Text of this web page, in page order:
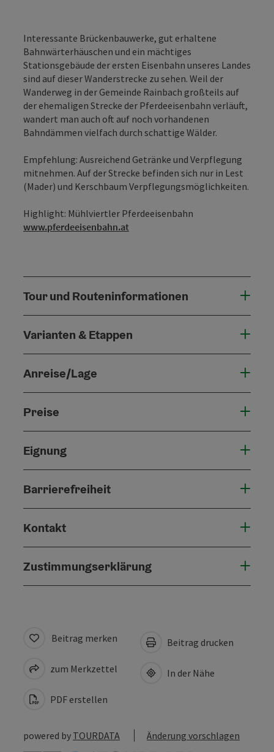
Interessante Brückenbauwerke, gut erhaltene
Bahnwärterhäuschen und ein mächtiges
Stationsgebäude der ersten Eisenbahn unseres Landes
sind auf dieser Wanderstrecke zu sehen. Weil der
Wanderweg in der Gemeinde Rainbach großteils auf
der ehemaligen Strecke der Pferdeeisenbahn verläuft,
wandert man auch oft auf noch vorhandenen
Bahndämmen vielfach durch schattige Wälder.
Empfehlung: Ausreichend Getränke und Verpflegung
mitnehmen. Auf der Strecke befinden sich nur in Lest
(Mader) und Kerschbaum Verpflegungsmöglichkeiten.
Highlight: Mühlviertler Pferdeeisenbahn
www.pferdeeisenbahn.at
Tour und Routeninformationen
Varianten & Etappen
Anreise/Lage
Preise
Eignung
Barrierefreiheit
Kontakt
Zustimmungserklärung
Beitrag merken
zum Merkzettel
PDF erstellen
Beitrag drucken
In der Nähe
powered by TOURDATA Änderung vorschlagen